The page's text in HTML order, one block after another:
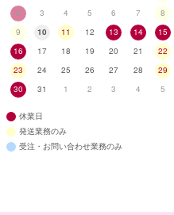
2
3 4 5 6 7
8
9
10 11 12 13 14
15
16
17 18 19 20 21
22
23
24 25 26 27 28
29
30
31 1 2 3 4 5
休業日
発送業務のみ
受注・お問い合わせ業務のみ